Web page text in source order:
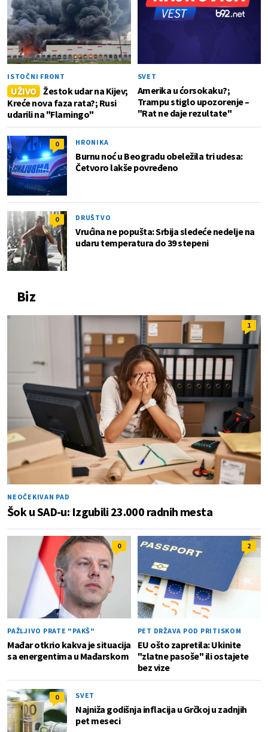
ISTOČNI FRONT
UŽIVO Žestok udar na Kijev;
Kreće nova faza rata?; Rusi
udarili na "Flamingo"
SVET
Amerika u ćorsokaku?;
Trampu stiglo upozorenje –
"Rat ne daje rezultate"
0 HRONIKA
Burnu noć u Beogradu obeležila tri udesa:
Četvoro lakše povređeno
0 DRUŠTVO
Vrućina ne popušta: Srbija sledeće nedelje na
udaru temperatura do 39 stepeni
Biz
1
NEOČEKIVAN PAD
Šok u SAD-u: Izgubili 23.000 radnih mesta
0
PAŽLJIVO PRATE "PAKŠ"
Mađar otkrio kakva je situacija
sa energentima u Mađarskom
2
PET DRŽAVA POD PRITISKOM
EU ošto zapretila: Ukinite
"zlatne pasoše" ili ostajete
bez vize
0 SVET
Najniža godišnja inflacija u Grčkoj u zadnjih
pet meseci